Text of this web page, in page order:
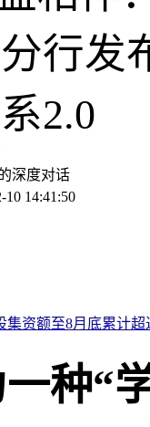
深度对话
10 14:41:50
种“